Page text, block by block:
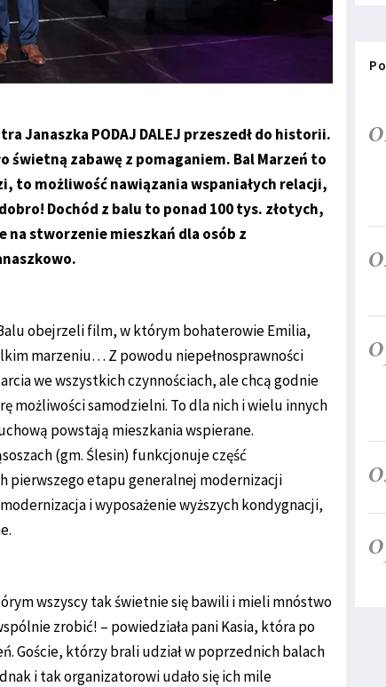
Janaszka PODAJ DALEJ przeszedł do historii.
świetną zabawę z pomaganiem. Bal Marzeń to
to możliwość nawiązania wspaniałych relacji,
Dochód z balu to ponad 100 tys. złotych,
na stworzenie mieszkań dla osób z
obejrzeli film, w którym bohaterowie Emilia,
marzeniu… Z powodu niepełnosprawności
we wszystkich czynnościach, ale chcą godnie
możliwości samodzielni. To dla nich i wielu innych
powstają mieszkania wspierane.
(gm. Ślesin) funkcjonuje część
pierwszego etapu generalnej modernizacji
i wyposażenie wyższych kondygnacji,
wszyscy tak świetnie się bawili i mieli mnóstwo
zrobić! – powiedziała pani Kasia, która po
Goście, którzy brali udział w poprzednich balach
i tak organizatorowi udało się ich mile